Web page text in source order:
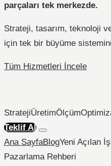
parçaları tek merkezde.
Strateji, tasarım, teknoloji
için tek bir büyüme
Tüm Hizmetleri İncele
StratejiÜretimÖlçüm
Teklif Al
Ana SayfaBlogYeni Açılan
Pazarlama Rehberi